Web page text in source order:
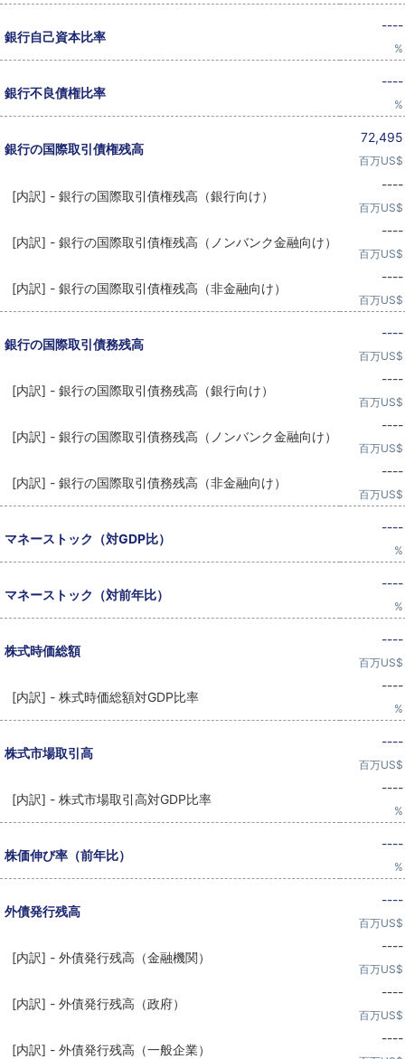
銀行自己資本比率
----
%
銀行不良債権比率
----
%
銀行の国際取引債権残高
72,495
百万US$
[内訳] - 銀行の国際取引債権残高（銀行向け）
----
百万US$
[内訳] - 銀行の国際取引債権残高（ノンバンク金融向け）
----
百万US$
[内訳] - 銀行の国際取引債権残高（非金融向け）
----
百万US$
銀行の国際取引債務残高
----
百万US$
[内訳] - 銀行の国際取引債務残高（銀行向け）
----
百万US$
[内訳] - 銀行の国際取引債務残高（ノンバンク金融向け）
----
百万US$
[内訳] - 銀行の国際取引債務残高（非金融向け）
----
百万US$
マネーストック（対GDP比）
----
%
マネーストック（対前年比）
----
%
株式時価総額
----
百万US$
[内訳] - 株式時価総額対GDP比率
----
%
株式市場取引高
----
百万US$
[内訳] - 株式市場取引高対GDP比率
----
%
株価伸び率（前年比）
----
%
外債発行残高
----
百万US$
[内訳] - 外債発行残高（金融機関）
----
百万US$
[内訳] - 外債発行残高（政府）
----
百万US$
[内訳] - 外債発行残高（一般企業）
----